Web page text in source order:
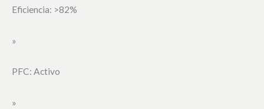
Eficiencia: >82%
»
PFC: Activo
»